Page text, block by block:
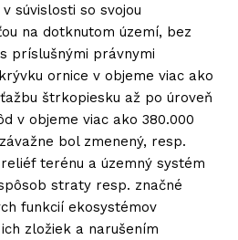
súvislosti so svojou
na dotknutom území, bez
príslušnými právnymi
ornice v objeme viac ako
štrkopiesku až po úroveň
v objeme viac ako 380.000
bol zmenený, resp.
terénu a územný systém
straty resp. značné
funkcií ekosystémov
zložiek a narušením